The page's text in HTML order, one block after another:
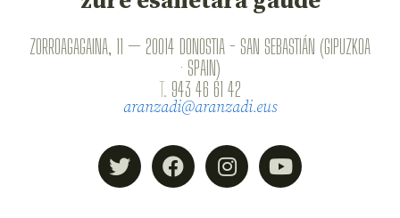
ZORROAGAGAINA, 11 — 20014 DONOSTIA - SAN SEBASTIÁN (GIPUZKOA
· SPAIN)
T. 943 46 61 42
aranzadi@aranzadi.eus